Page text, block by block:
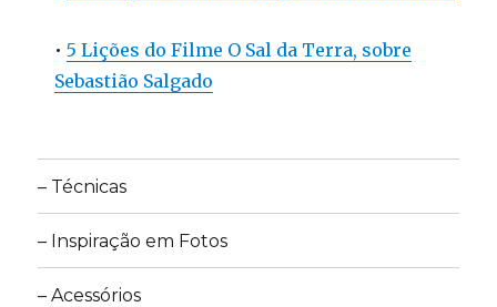
•5 Lições do Filme O Sal da Terra, sobre
Sebastião Salgado
– Técnicas
– Inspiração em Fotos
– Acessórios